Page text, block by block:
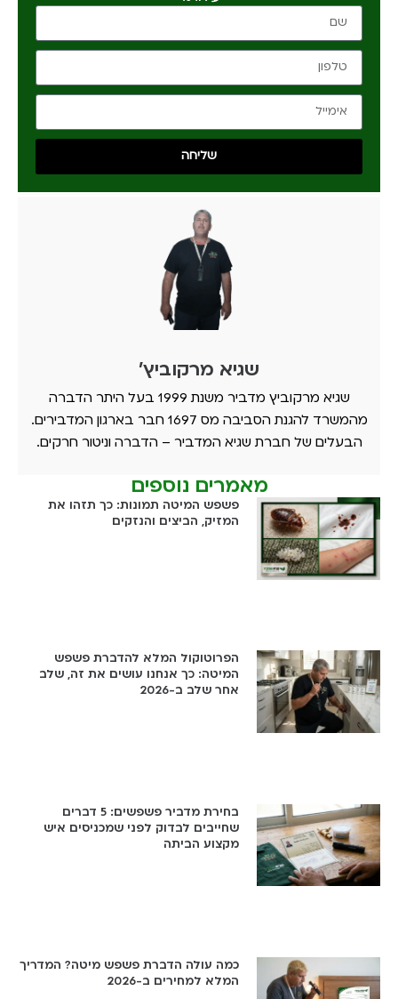
שליחה
שגיא מרקוביץ'
שגיא מרקוביץ מדביר משנת 1999 בעל היתר הדברה
מהמשרד להגנת הסביבה מס 1697 חבר בארגון המדבירים.
הבעלים של חברת שגיא המדביר – הדברה וניטור חרקים.
מאמרים נוספים
פשפש המיטה תמונות: כך תזהו את
המזיק, הביצים והנזקים
הפרוטוקול המלא להדברת פשפש
המיטה: כך אנחנו עושים את זה, שלב
אחר שלב ב-2026
בחירת מדביר פשפשים: 5 דברים
שחייבים לבדוק לפני שמכניסים איש
מקצוע הביתה
כמה עולה הדברת פשפש מיטה? המדריך
המלא למחירים ב-2026